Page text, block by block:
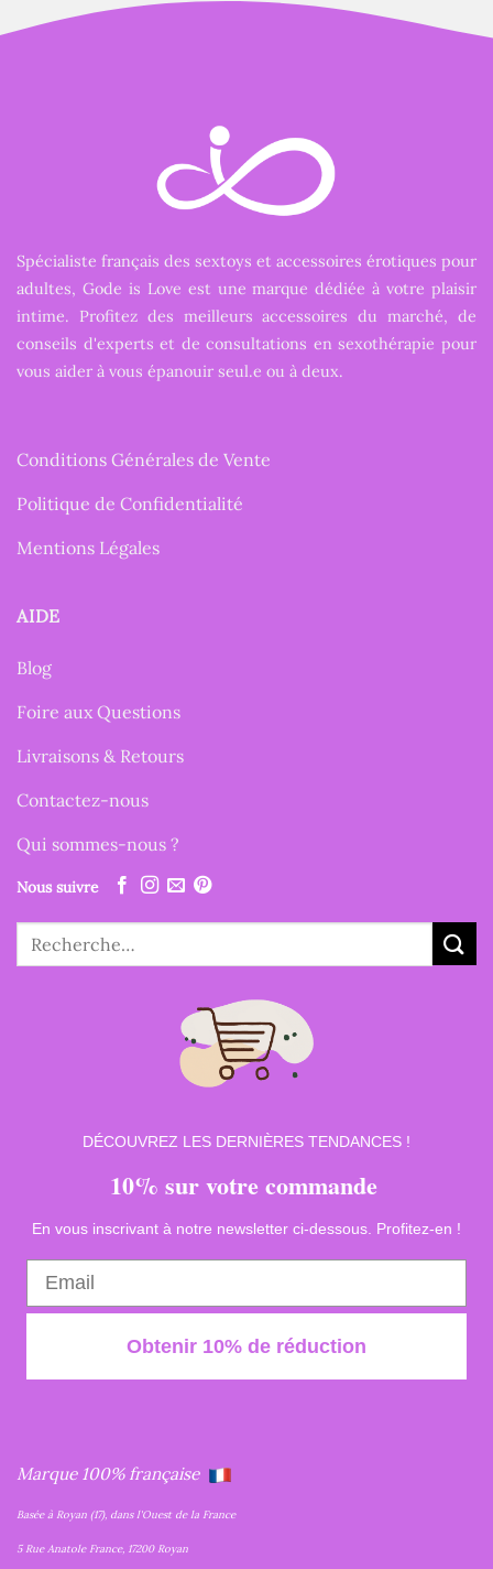
Spécialiste français des sextoys et accessoires érotiques pour
adultes, Gode is Love est une marque dédiée à votre plaisir
intime. Profitez des meilleurs accessoires du marché, de
conseils d'experts et de consultations en sexothérapie pour
vous aider à vous épanouir seul.e ou à deux.
Conditions Générales de Vente
Politique de Confidentialité
Mentions Légales
AIDE
Blog
Foire aux Questions
Livraisons & Retours
Contactez-nous
Qui sommes-nous ?
Nous suivre
pour :
DÉCOUVREZ LES DERNIÈRES TENDANCES !
10% sur votre commande
En vous inscrivant à notre newsletter ci-dessous. Profitez-en !
Obtenir 10% de réduction
Marque 100% française
Basée à Royan (17), dans l'Ouest de la France
5 Rue Anatole France, 17200 Royan